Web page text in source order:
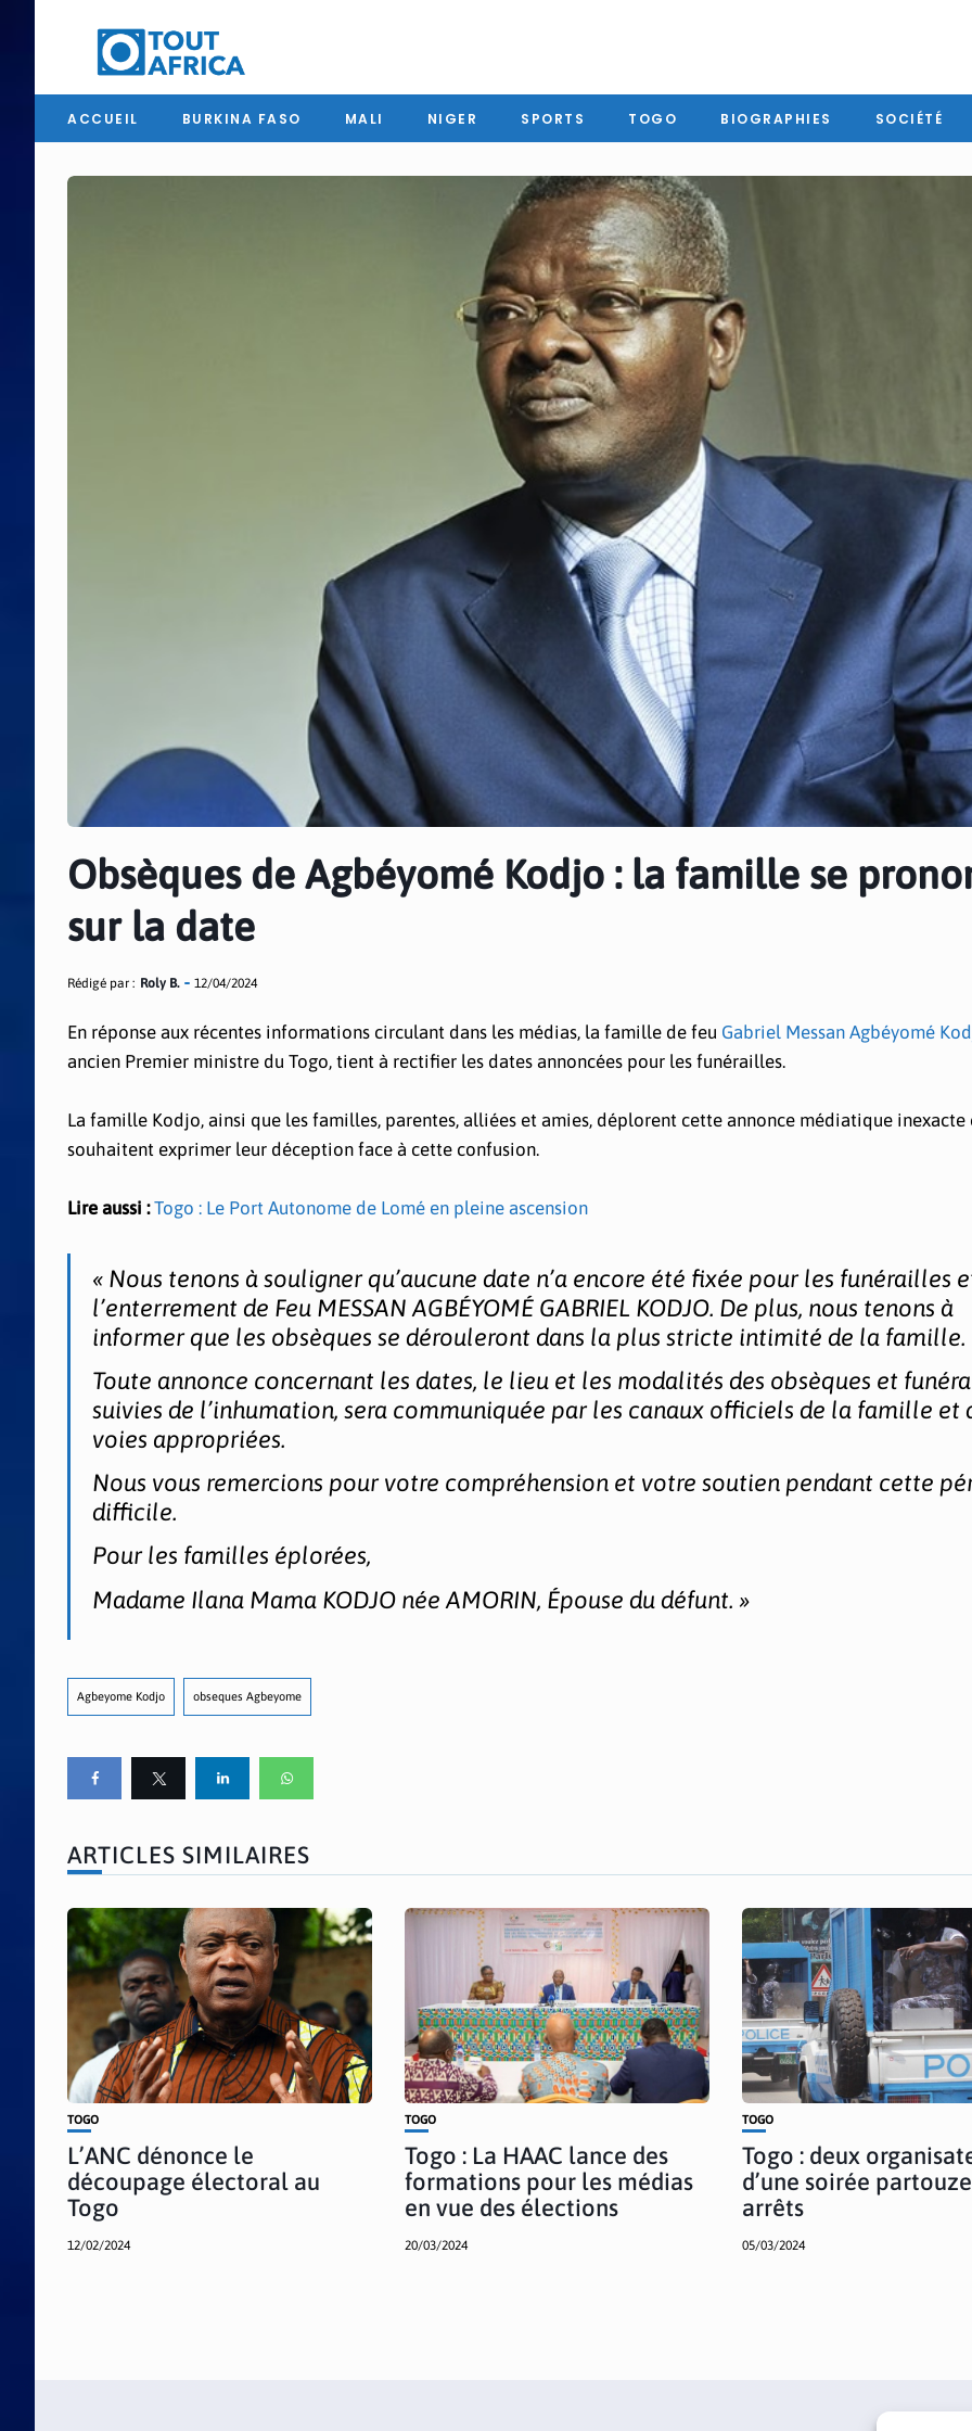
ACCUEIL BURKINA FASO MALI NIGER SPORTS TOGO BIOGRAPHIES SOCIÉTÉ
Obsèques de Agbéyomé Kodjo : la famille se
sur la date
Rédigé par : Roly B. 12/04/2024
En réponse aux récentes informations circulant dans les médias, la famille de feu Gabriel Messan Agbéyomé
ancien Premier ministre du Togo, tient à rectifier les dates annoncées pour les funérailles.
La famille Kodjo, ainsi que les familles, parentes, alliées et amies, déplorent cette annonce médiatique inexacte
souhaitent exprimer leur déception face à cette confusion.
Lire aussi :Togo : Le Port Autonome de Lomé en pleine ascension
« Nous tenons à souligner qu’aucune date n’a encore été fixée pour les funérailles
l’enterrement de Feu MESSAN AGBÉYOMÉ GABRIEL KODJO. De plus, nous tenons à
informer que les obsèques se dérouleront dans la plus stricte intimité de la famille.
Toute annonce concernant les dates, le lieu et les modalités des obsèques et
suivies de l’inhumation, sera communiquée par les canaux officiels de la famille et
voies appropriées.
Nous vous remercions pour votre compréhension et votre soutien pendant cette
difficile.
Pour les familles éplorées,
Madame Ilana Mama KODJO née AMORIN, Épouse du défunt. »
Agbeyome Kodjo obseques Agbeyome
ARTICLES SIMILAIRES
TOGO
L’ANC dénonce le
découpage électoral au
Togo
12/02/2024
TOGO
Togo : La HAAC lance des
formations pour les médias
en vue des élections
20/03/2024
TOGO
Togo : deux
d’une soirée
arrêts
05/03/2024